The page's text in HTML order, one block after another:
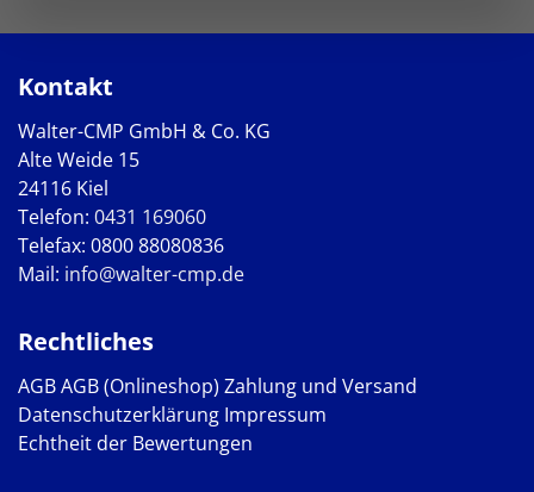
Kontakt
Walter-CMP GmbH & Co. KG
Alte Weide 15
24116 Kiel
Telefon: 0431 169060
Telefax: 0800 88080836
Mail: info@walter-cmp.de
Rechtliches
AGBAGB (Onlineshop) Zahlung und Versand
Datenschutzerklärung Impressum
Echtheit der Bewertungen